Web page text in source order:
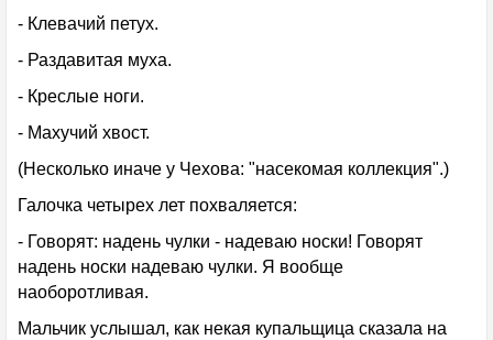
- Клевачий петух.
- Раздавитая муха.
- Креслые ноги.
- Махучий хвост.
(Несколько иначе у Чехова: "насекомая коллекция".)
Галочка четырех лет похваляется:
- Говорят: надень чулки - надеваю носки! Говорят
надень носки надеваю чулки. Я вообще
наоборотливая.
Мальчик услышал, как некая купальщица сказала на